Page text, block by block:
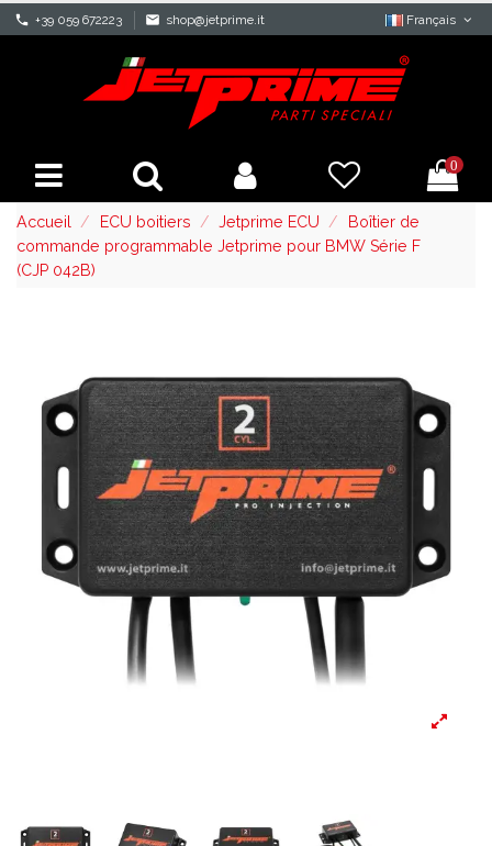
phone +39 059 672223 mail shop@jetprime.it Français
0
Accueil ECU boitiers Jetprime ECU
Boîtier de
commande programmable Jetprime pour BMW Série F
(CJP 042B)